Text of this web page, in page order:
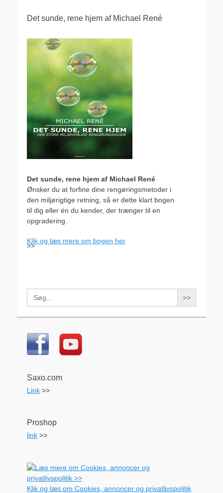
Det sunde, rene hjem af Michael René
Det sunde, rene hjem af Michael René
Ønsker du at forfine dine rengøringsmetoder i
den miljørigtige retning, så er dette klart bogen
til dig eller én du kender, der trænger til en
opgradering.
Klik og læs mere om bogen her
>>
Search
for:
Saxo.com
Link >>
Proshop
link >>
Klik og læs om Cookies, annoncer og privatlivspolitik